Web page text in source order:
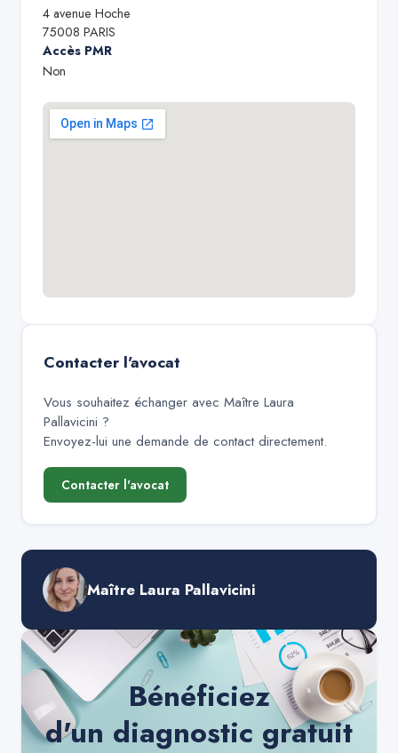
4 avenue Hoche
75008 PARIS
Accès PMR
Non
Contacter l'avocat
Vous souhaitez échanger avec Maître Laura
Pallavicini ?
Envoyez-lui une demande de contact directement.
Contacter l'avocat
Maître Laura Pallavicini
Bénéficiez
d'un diagnostic gratuit